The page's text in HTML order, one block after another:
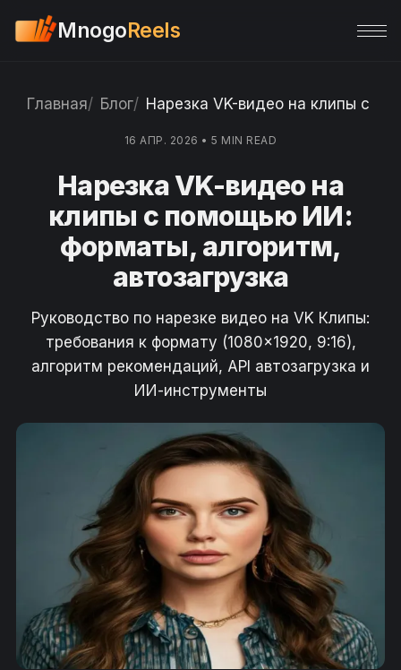
MnogoReels
Главная Блог Нарезка VK-видео на клипы с
16 АПР. 2026 • 5 MIN READ
Нарезка VK-видео на
клипы с помощью ИИ:
форматы, алгоритм,
автозагрузка
Руководство по нарезке видео на VK Клипы:
требования к формату (1080×1920, 9:16),
алгоритм рекомендаций, API автозагрузка и
ИИ-инструменты